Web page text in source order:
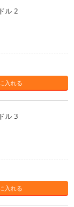
ル 2
入れる
ル 3
入れる